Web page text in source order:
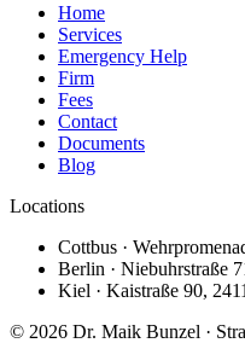
Home
Services
Emergency Help
Firm
Fees
Contact
Documents
Blog
Locations
Cottbus ·
Berlin · Niebuhrstraße
Kiel · Kaistraße 90,
© 2026 Dr. Maik Bunzel ·